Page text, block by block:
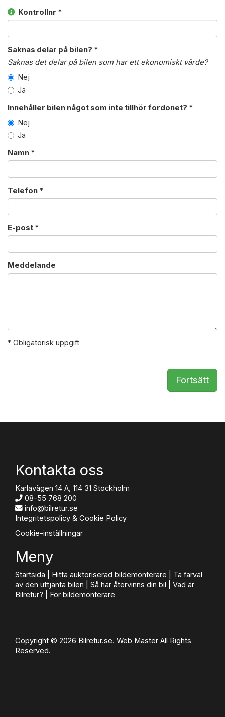
Kontrollnr *
Saknas delar på bilen? *
Saknas det delar på bilen som har ett ekonomiskt värde?
Nej
Ja
Innehåller bilen något som inte tillhör fordonet? *
Nej
Ja
Namn *
Telefon *
E-post *
Meddelande
* Obligatorisk uppgift
Fortsätt
Kontakta oss
Karlavägen 14 A, 114 31 Stockholm
08-55 768 200
info@bilretur.se
Integritetspolicy & Cookie Policy
Cookie-inställningar
Meny
Startsida Hitta auktoriserad bildemonterare
Ta farväl
av den uttjänta bilen
Så här återvinns din bil
Vad är
Bilretur?
För bildemonterare
Copyright © 2026 Bilretur.se. Web Master All Rights
Reserved.